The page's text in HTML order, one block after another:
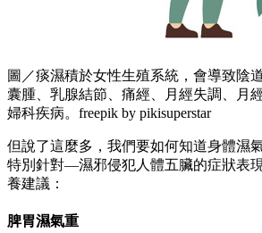
圖／痰濕積於女性生殖系統，會導致陰
囊腫、乳腺結節、痛經、月經失調、月
婦科疾病。freepik by pikisuperstar
但說了這麼多，我們要如何知道身體濕
特別針對—濕邪侵犯人體五臟的症狀表
養建議：
脾胃濕氣重